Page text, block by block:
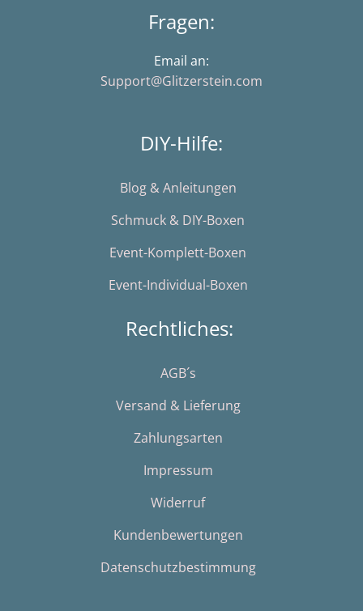
Fragen:
Email an:
Support@Glitzerstein.com
DIY-Hilfe:
Blog & Anleitungen
Schmuck & DIY-Boxen
Event-Komplett-Boxen
Event-Individual-Boxen
Rechtliches:
AGB´s
Versand & Lieferung
Zahlungsarten
Impressum
Widerruf
Kundenbewertungen
Datenschutzbestimmung